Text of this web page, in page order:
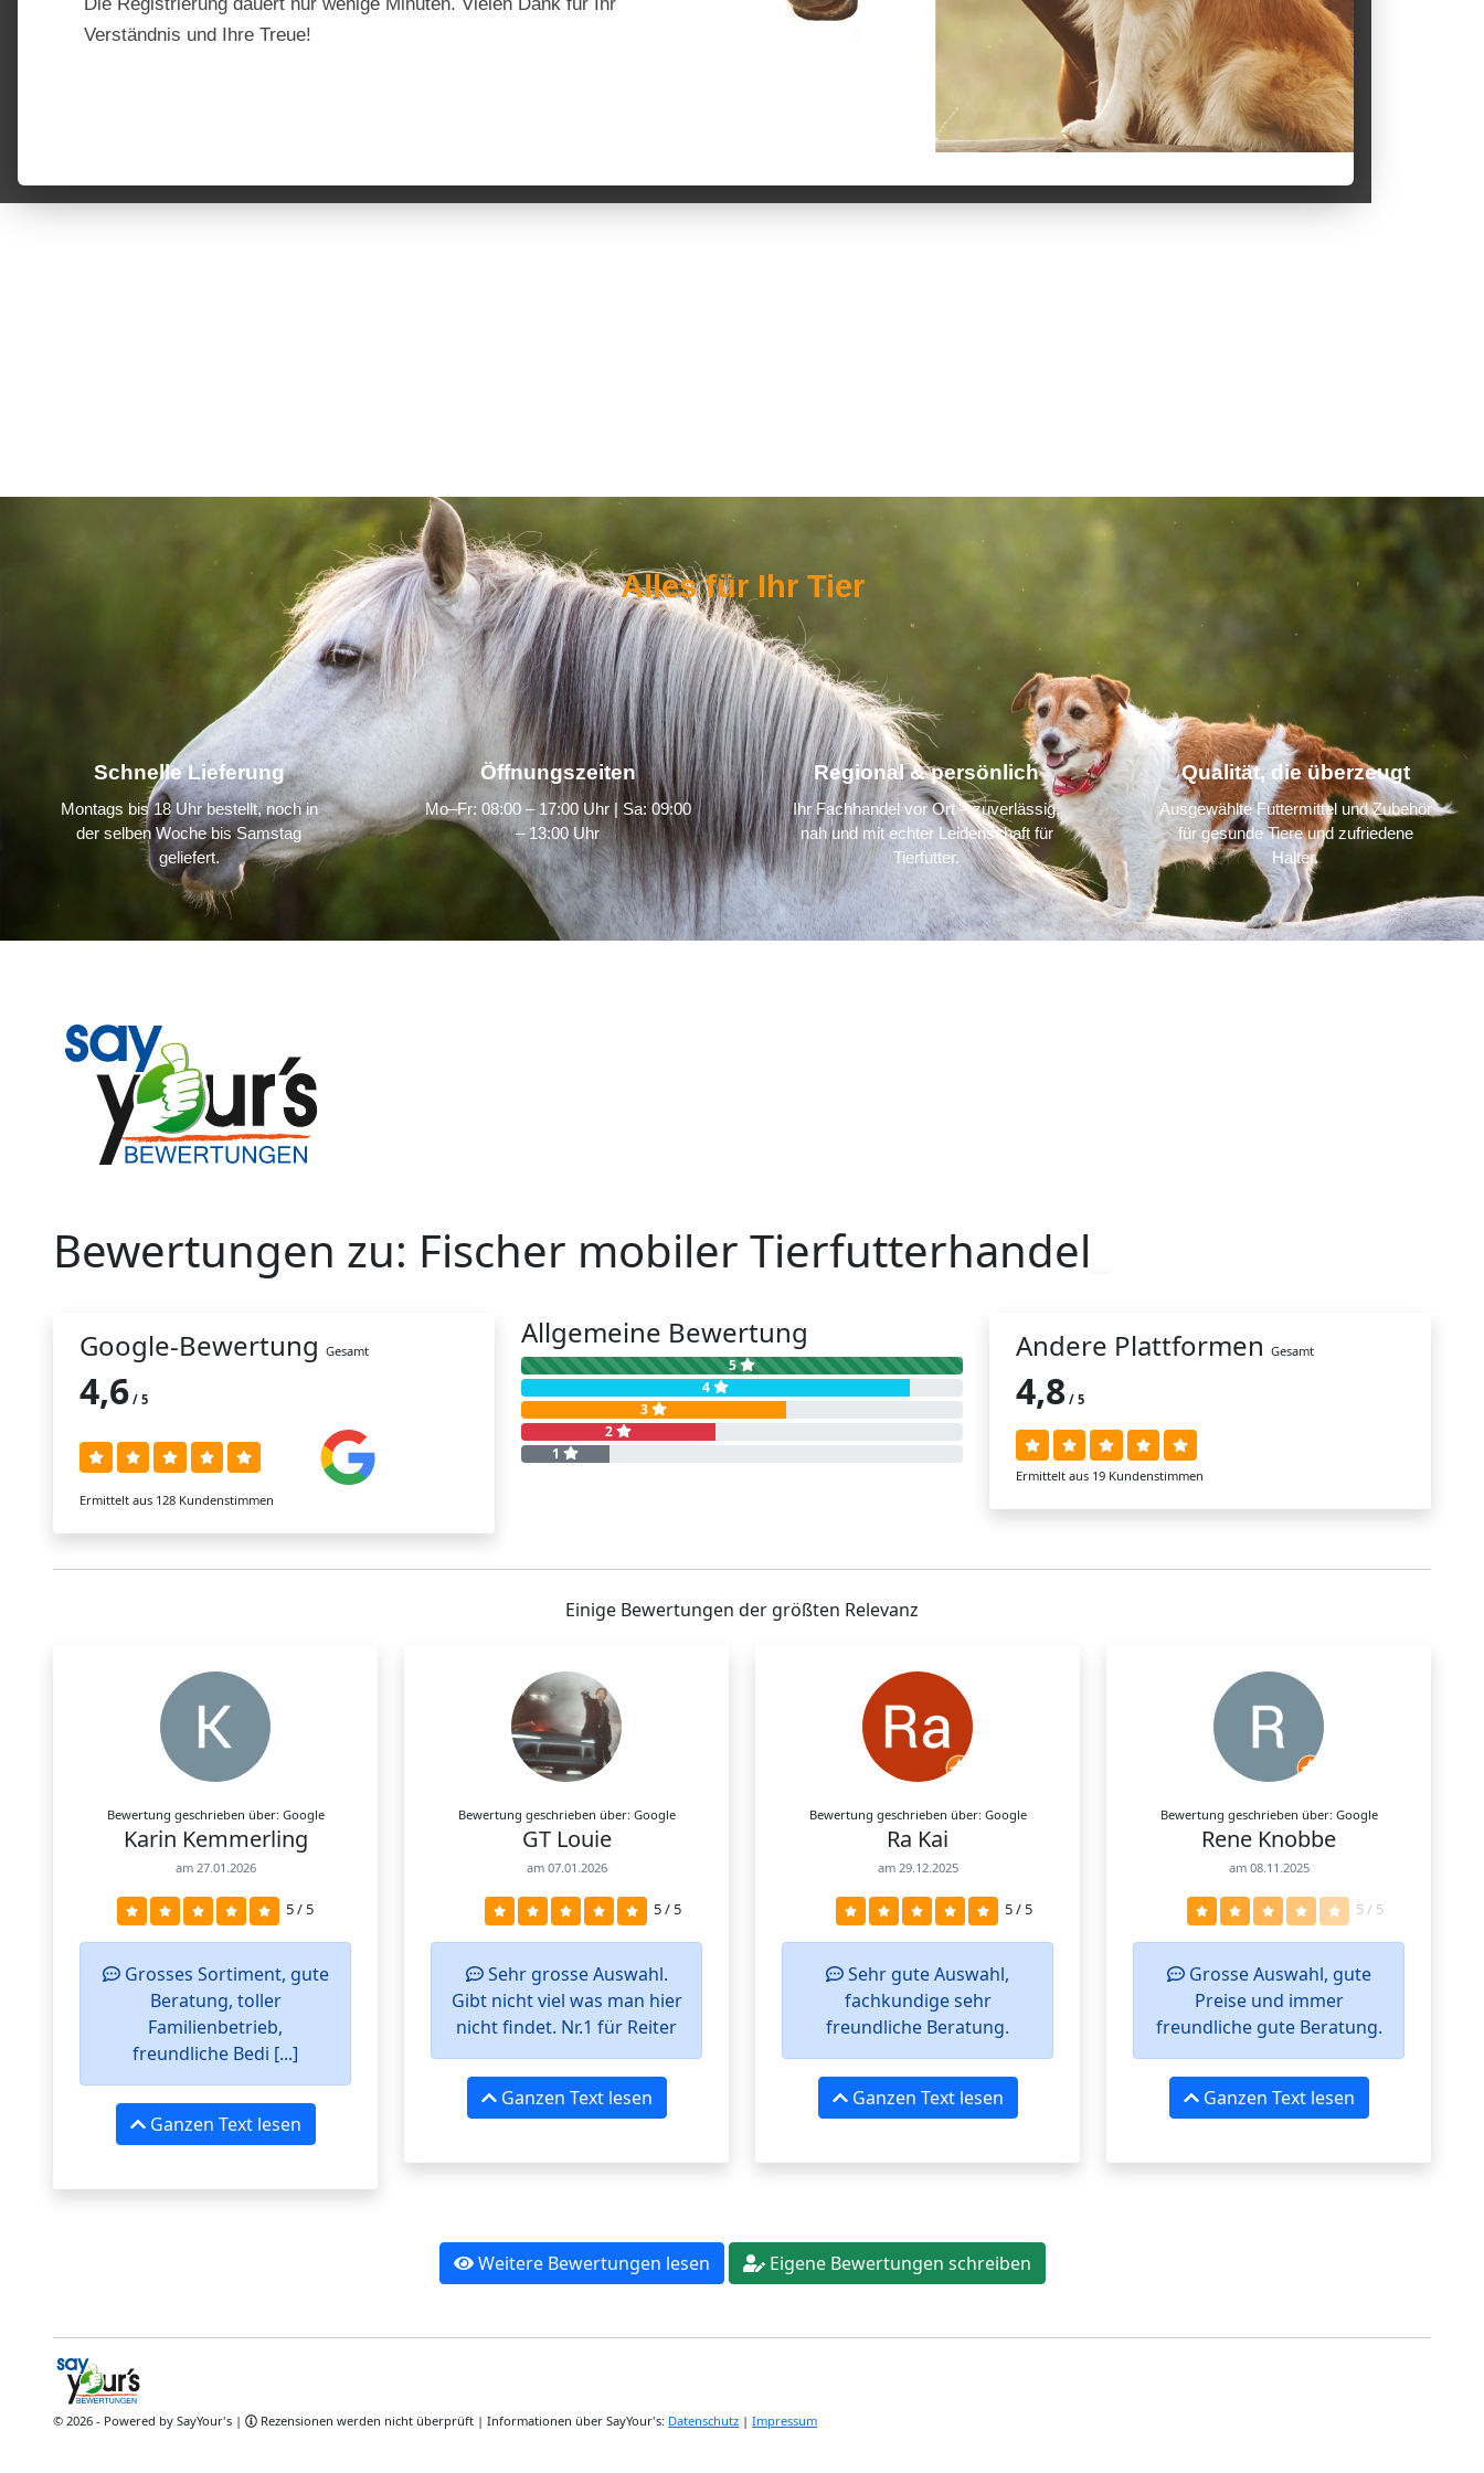
Alles für Ihr Tier
Schnelle Lieferung
Montags bis 18 Uhr bestellt, noch in
der selben Woche bis Samstag
geliefert.
Öffnungszeiten
Mo–Fr: 08:00 – 17:00 Uhr | Sa: 09:00
– 13:00 Uhr
Regional & persönlich
Ihr Fachhandel vor Ort – zuverlässig,
nah und mit echter Leidenschaft für
Tierfutter.
Qualität, die überzeugt
Ausgewählte Futtermittel und Zubehör
für gesunde Tiere und zufriedene
Halter.
Die Registrierung dauert nur wenige Minuten. Vielen Dank für Ihr
Verständnis und Ihre Treue!